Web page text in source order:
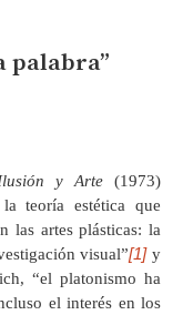
palabra”
y Arte(1973)
teoría estética que
las artes plásticas: la
visual”[1]y
“el platonismo ha
el interés en los